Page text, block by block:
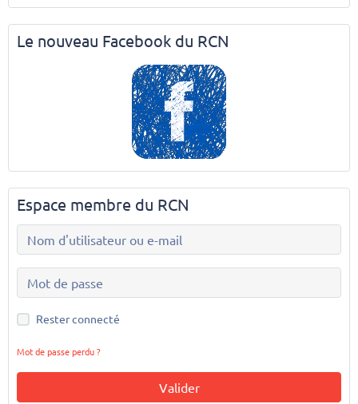
Le nouveau Facebook du RCN
Espace membre du RCN
Rester connecté
Mot de passe perdu ?
Valider